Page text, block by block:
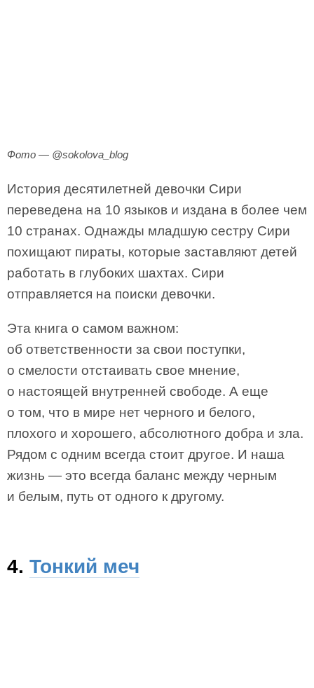
Фото — @sokolova_blog
История десятилетней девочки Сири
переведена на 10 языков и издана в более чем
10 странах. Однажды младшую сестру Сири
похищают пираты, которые заставляют детей
работать в глубоких шахтах. Сири
отправляется на поиски девочки.
Эта книга о самом важном:
об ответственности за свои поступки,
о смелости отстаивать свое мнение,
о настоящей внутренней свободе. А еще
о том, что в мире нет черного и белого,
плохого и хорошего, абсолютного добра и зла.
Рядом с одним всегда стоит другое. И наша
жизнь — это всегда баланс между черным
и белым, путь от одного к другому.
4. Тонкий меч